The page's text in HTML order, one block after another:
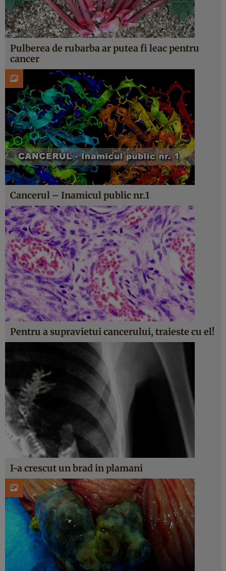
Pulberea de rubarba ar putea fi leac pentru
cancer
Cancerul – Inamicul public nr.1
Pentru a supravietui cancerului, traieste cu el!
I-a crescut un brad in plamani